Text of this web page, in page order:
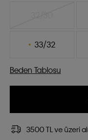
33/32
Beden Tablosu
3500 TL ve üzeri